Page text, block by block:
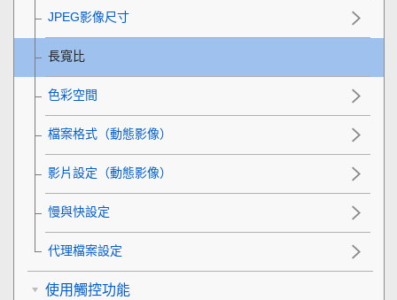
JPEG影像尺寸
長寬比
色彩空間
檔案格式（動態影像）
影片設定 （動態影像）
慢與快設定
代理檔案設定
使用觸控功能